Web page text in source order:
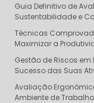
Guia Definitivo de
Sustentabilidade e
Técnicas
Maximizar a
Gestão de Riscos em
Sucesso das Suas
Avaliação
Ambiente de Trabalho